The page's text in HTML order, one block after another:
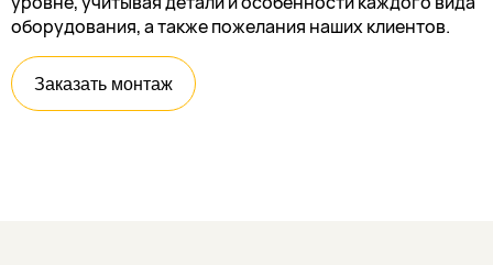
оборудования, а также пожелания наших клиентов.
Заказать монтаж